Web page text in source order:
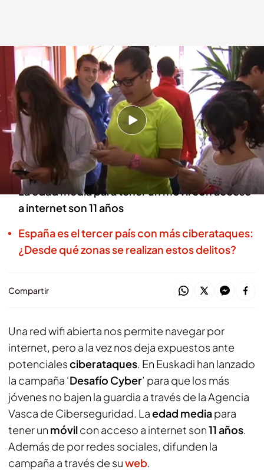
Varios adolescentes utilizando sus teléfonos móviles
Redacción digital Noticias Cuatro
12 MAR 2024 - 19:32h.
Una red wifi abierta permite navegar por
internet, pero nos deja expuestos ante
ciberataques
La edad media para tener un móvil con acceso
a internet son 11 años
España es el tercer país con más ciberataques:
¿Desde qué zonas se realizan estos delitos?
Compartir
Una red wifi abierta nos permite navegar por
internet, pero a la vez nos deja expuestos ante
potencialesciberataques. En Euskadi han lanzado
la campaña ‘Desafío Cyber’ para que los más
jóvenes no bajen la guardia a través de la Agencia
Vasca de Ciberseguridad. Laedad mediapara
tener un móvilcon acceso a internet son11 años.
Además de por redes sociales, difunden la
campaña a través de suweb.